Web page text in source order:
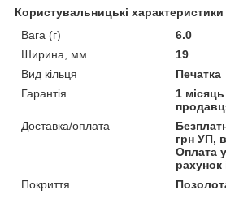
Користувальницькі характеристики
Вага (г)
6.0
Ширина, мм
19
Вид кільця
Печатка
Гарантія
1 місяць
Доставка/оплата
грн УП,
Оплата
рахунок
Покриття